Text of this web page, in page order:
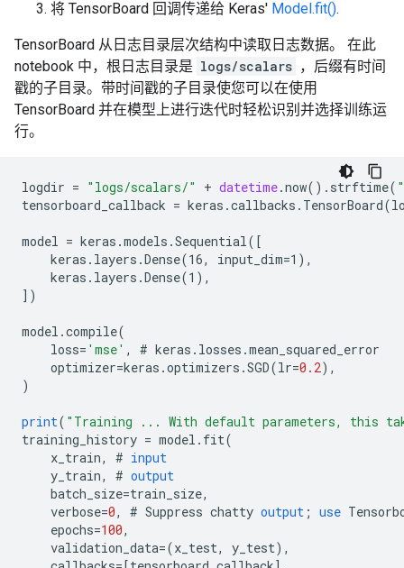
将 TensorBoard 回调传递给 Keras' Model.fit().
TensorBoard 从日志目录层次结构中读取日志数据。 在此
notebook 中，根日志目录是 logs/scalars ，后缀有时间
戳的子目录。带时间戳的子目录使您可以在使用
TensorBoard 并在模型上进行迭代时轻松识别并选择训练运
行。
logdir = "logs/scalars/" + datetime.now(). strftime(
tensorboard_callback = keras .callbacks . TensorBoard(
model = keras .models .Sequential( [
    keras.layers.Dense(16, input_dim=1),
    keras.layers.Dense(1),
] )
model .compile(
loss= 'mse' , # keras . losses .mean_squared_error
optimizer=keras .optimizers .SGD(lr=0.2),
)
print( "Training ... With default parameters, this
training_history = model . fit(
x_train, # input
y_train, # output
batch_size=train_size,
verbose=0, # Suppress chatty output ; use
epochs=100,
validation_data=(x_test, y_test),